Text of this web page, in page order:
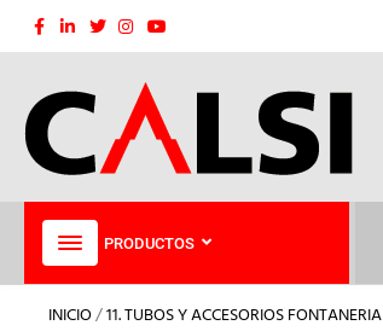
Saltar
PRODUCTOS
INICIO/11. TUBOS Y ACCESORIOS FONTANERIA